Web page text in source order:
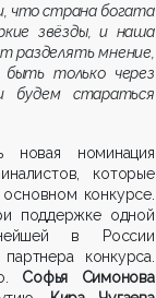
что страна богата
звёзды, и наша
разделять мнение,
только через
будем стараться
номинация
которые
конкурсе.
поддержке одной
в России
конкурса.
Софья Симонова